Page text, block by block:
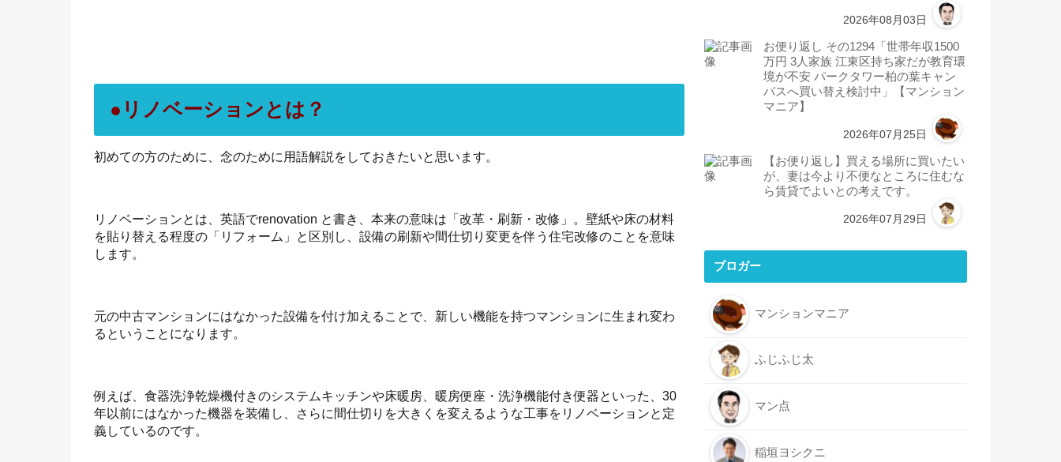
●リノベーションとは？
初めての方のために、念のために用語解説をしておきたいと思います。
リノベーションとは、英語でrenovation と書き、本来の意味は「改革・刷新・改修」。壁紙や床の材料
を貼り替える程度の「リフォーム」と区別し、設備の刷新や間仕切り変更を伴う住宅改修のことを意味
します。
元の中古マンションにはなかった設備を付け加えることで、新しい機能を持つマンションに生まれ変わ
るということになります。
例えば、食器洗浄乾燥機付きのシステムキッチンや床暖房、暖房便座・洗浄機能付き便器といった、30
年以前にはなかった機器を装備し、さらに間仕切りを大きくを変えるような工事をリノベーションと定
義しているのです。
2026年08月03日
お便り返し その1294「世帯年収1500
万円 3人家族 江東区持ち家だが教育環
境が不安 パークタワー柏の葉キャン
パスへ買い替え検討中」【マンション
マニア】
2026年07月25日
【お便り返し】買える場所に買いたい
が、妻は今より不便なところに住むな
ら賃貸でよいとの考えです。
2026年07月29日
ブロガー
マンションマニア
ふじふじ太
マン点
稲垣ヨシクニ